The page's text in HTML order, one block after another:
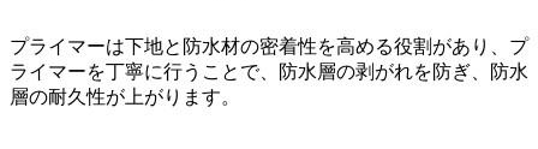
プライマーは下地と防水材の密着性を高める役割があり、プ
ライマーを丁寧に行うことで、防水層の剥がれを防ぎ、防水
層の耐久性が上がります。